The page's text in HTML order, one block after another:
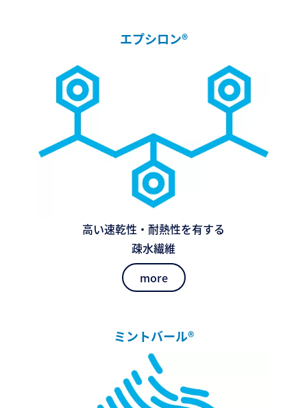
エプシロン®
高い速乾性・耐熱性を有する
疎水繊維
more
ミントバール®